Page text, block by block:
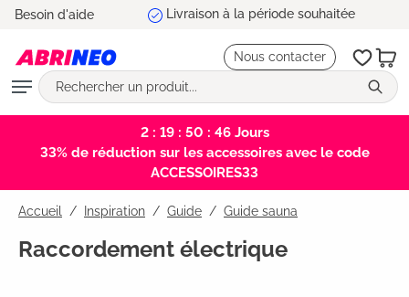
principal
Besoin d'aide
Nous contacter
2 : 19 : 50 : 45Jours
33% de réduction sur les accessoires avec le code
ACCESSOIRES33
Accueil Inspiration / Guide / Guide sauna
Raccordement électrique